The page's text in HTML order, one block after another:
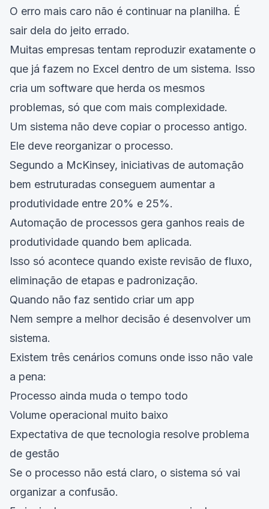
O erro mais caro não é continuar na planilha. É
sair dela do jeito errado.
Muitas empresas tentam reproduzir exatamente o
que já fazem no Excel dentro de um sistema. Isso
cria um software que herda os mesmos
problemas, só que com mais complexidade.
Um sistema não deve copiar o processo antigo.
Ele deve reorganizar o processo.
Segundo a McKinsey, iniciativas de automação
bem estruturadas conseguem aumentar a
produtividade entre 20% e 25%.
Automação de processos gera ganhos reais de
produtividade quando bem aplicada.
Isso só acontece quando existe revisão de fluxo,
eliminação de etapas e padronização.
Quando não faz sentido criar um app
Nem sempre a melhor decisão é desenvolver um
sistema.
Existem três cenários comuns onde isso não vale
a pena:
Processo ainda muda o tempo todo
Volume operacional muito baixo
Expectativa de que tecnologia resolve problema
de gestão
Se o processo não está claro, o sistema só vai
organizar a confusão.